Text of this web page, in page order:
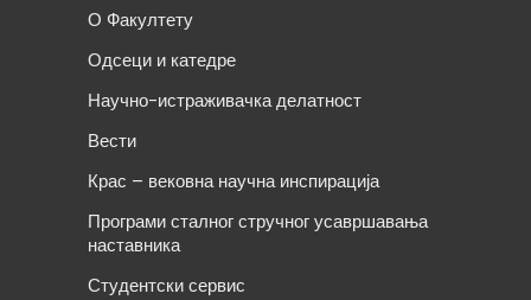
О Факултету
Одсеци и катедре
Научно-истраживачка делатност
Вести
Крас – вековна научна инспирација
Програми сталног стручног усавршавања
наставника
Студентски сервис